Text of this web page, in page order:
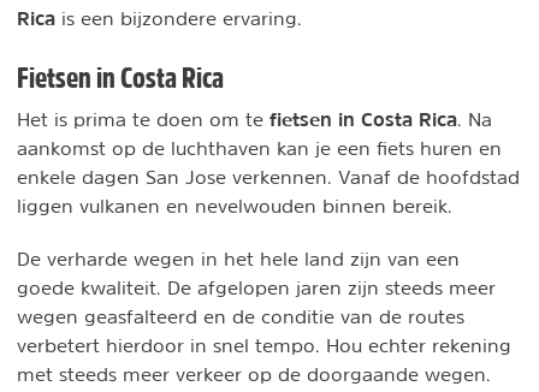
Rica is een bijzondere ervaring.
Fietsen in Costa Rica
Het is prima te doen om te fietsen in Costa Rica . Na
aankomst op de luchthaven kan je een fiets huren en
enkele dagen San Jose verkennen. Vanaf de hoofdstad
liggen vulkanen en nevelwouden binnen bereik.
De verharde wegen in het hele land zijn van een
goede kwaliteit. De afgelopen jaren zijn steeds meer
wegen geasfalteerd en de conditie van de routes
verbetert hierdoor in snel tempo. Hou echter rekening
met steeds meer verkeer op de doorgaande wegen.